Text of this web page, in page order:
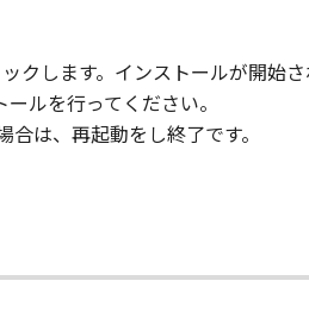
します。インストールが開始さ
ルを行ってください。
は、再起動をし終了です。